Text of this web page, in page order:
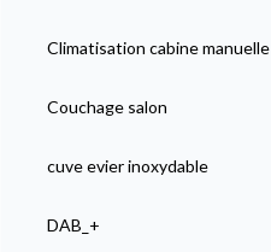
Climatisation cabine manuelle
Couchage salon
cuve evier inoxydable
DAB_+